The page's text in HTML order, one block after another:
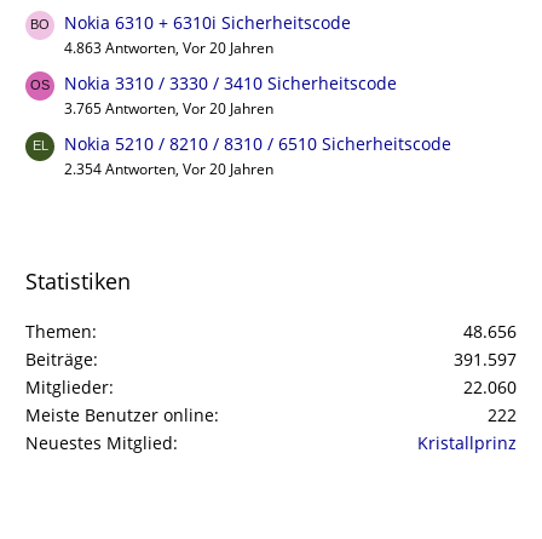
Nokia 6310 + 6310i Sicherheitscode
4.863 Antworten, Vor 20 Jahren
Nokia 3310 / 3330 / 3410 Sicherheitscode
3.765 Antworten, Vor 20 Jahren
Nokia 5210 / 8210 / 8310 / 6510 Sicherheitscode
2.354 Antworten, Vor 20 Jahren
Statistiken
Themen
48.656
Beiträge
391.597
Mitglieder
22.060
Meiste Benutzer online
222
Neuestes Mitglied
Kristallprinz